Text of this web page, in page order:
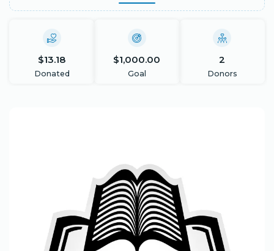
$13.18
Donated
$1,000.00
Goal
2
Donors